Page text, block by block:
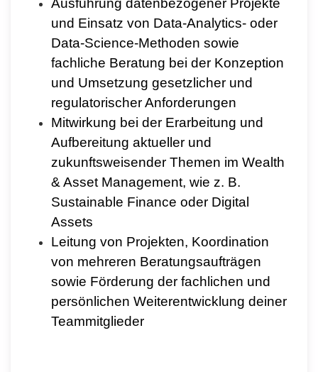
und Einsatz von Data-Analytics- oder
Data-Science-Methoden sowie
fachliche Beratung bei der Konzeption
und Umsetzung gesetzlicher und
regulatorischer Anforderungen
Mitwirkung bei der Erarbeitung und
Aufbereitung aktueller und
zukunftsweisender Themen im Wealth
& Asset Management, wie z. B.
Sustainable Finance oder Digital
Assets
Leitung von Projekten, Koordination
von mehreren Beratungsaufträgen
sowie Förderung der fachlichen und
persönlichen Weiterentwicklung deiner
Teammitglieder